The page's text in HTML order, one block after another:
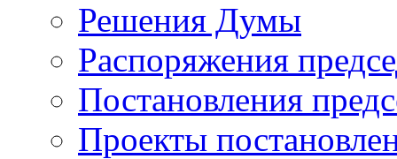
Решения Думы
Распоряжения
Постановления
Проекты